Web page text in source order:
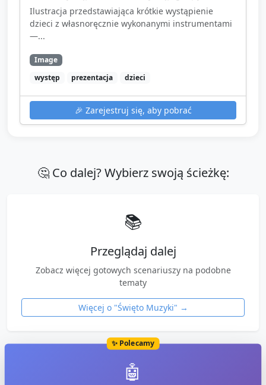
Ilustracja przedstawiająca krótkie wystąpienie
dzieci z własnoręcznie wykonanymi instrumentami
—...
Image
występ
prezentacja dzieci
🎉 Zarejestruj się, aby pobrać
🤔 Co dalej? Wybierz swoją ścieżkę:
📚
Przeglądaj dalej
Zobacz więcej gotowych scenariuszy na podobne
tematy
Więcej o "Święto Muzyki" →
✨ Polecamy
🤖